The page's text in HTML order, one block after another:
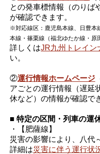
との発車標情報（のりば
が確認できます。
※対応線区：鹿児島本線、日豊本
本線・篠栗線（福北ゆたか線・原
詳しくはJR九州トレイン
い。
②運行情報ホームページ
アごとの運行情報（遅延
休など）の情報が確認で
■ 特定の区間・列車の運
・【肥薩線】
災害の影響により、八代
詳細は災害に伴う運行状